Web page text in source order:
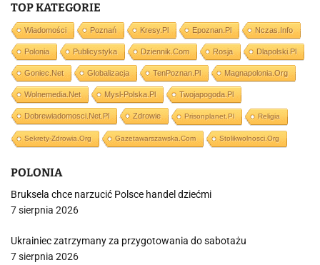
TOP KATEGORIE
Wiadomości Poznań Kresy.pl Epoznan.pl Nczas.info
Polonia Publicystyka Dziennik.com Rosja Dlapolski.pl
Goniec.net Globalizacja TenPoznan.pl Magnapolonia.org
Wolnemedia.net Mysl-Polska.pl Twojapogoda.pl
Dobrewiadomosci.net.pl Zdrowie Prisonplanet.pl Religia
Sekrety-Zdrowia.org Gazetawarszawska.com Stolikwolnosci.org
POLONIA
Bruksela chce narzucić Polsce handel dziećmi
7 sierpnia 2026
Ukrainiec zatrzymany za przygotowania do sabotażu
7 sierpnia 2026